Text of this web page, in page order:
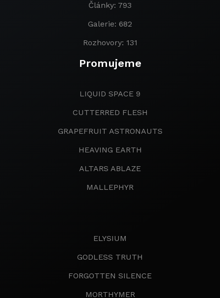
Články: 793
Galerie: 682
Rozhovory: 131
Promujeme
LIQUID SPACE 9
CUTTERRED FLESH
GRAPEFRUIT ASTRONAUTS
HEAVING EARTH
ALTARS ABLAZE
MALLEPHYR
ELYSIUM
GODLESS TRUTH
FORGOTTEN SILENCE
MORTHYMER